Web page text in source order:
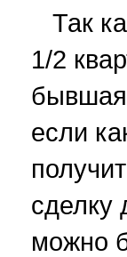
Так
1/2
бывшая
если
сделку
можно